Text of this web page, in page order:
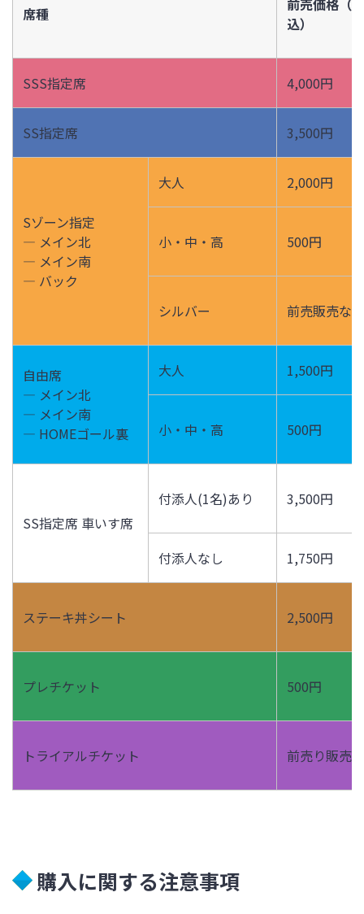
席種
前売価格（税
込）
SSS指定席 4,000円
SS指定席 3,500円
Sゾーン指定
― メイン北
― メイン南
― バック
大人 2,000円
小・中・高 500円
シルバー 前売販売なし
自由席
― メイン北
― メイン南
― HOMEゴール裏
大人 1,500円
小・中・高 500円
SS指定席 車いす席
付添人(1名)あり 3,500円
付添人なし 1,750円
ステーキ丼シート 2,500円
プレチケット 500円
トライアルチケット 前売り販売
購入に関する注意事項